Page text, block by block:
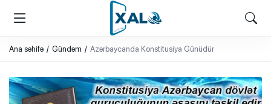
XALQ.ONLINE
ONLAYN PLATFORMA
Ana səhifə Gündəm Azərbaycanda Konstitusiya Günüdür